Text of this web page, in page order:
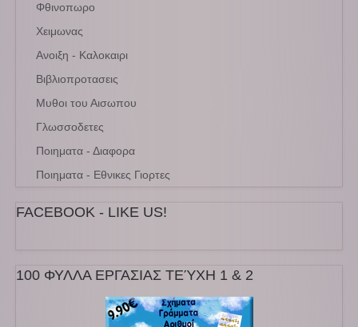
Φθινοπωρο
Χειμωνας
Ανοιξη - Καλοκαιρι
Βιβλιοπροτασεις
Μυθοι του Αισωπου
Γλωσσοδετες
Ποιηματα - Διαφορα
Ποιηματα - Εθνικες Γιορτες
FACEBOOK - LIKE US!
100 ΦΥΛΛΑ ΕΡΓΑΣΙΑΣ ΤΕΎΧΗ 1 & 2